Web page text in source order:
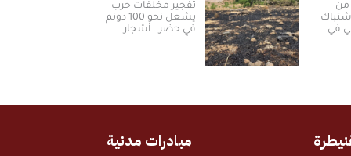
من
في
تفجير مخلفات حرب
يشعل نحو 100 دونم
في حضر.. أشجار
مبادرات مدنية